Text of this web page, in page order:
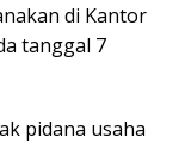
di Kantor
tanggal 7
pidana usaha